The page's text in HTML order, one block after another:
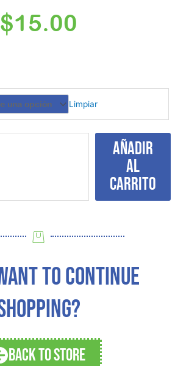
$15.00
Limpiar
Añadir
al
carrito
TO CONTINUE
BACK TO STORE